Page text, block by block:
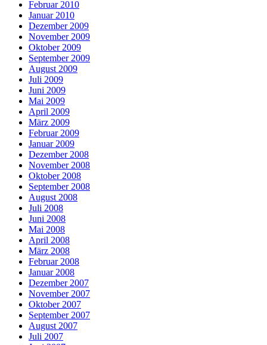
Februar 2010
Januar 2010
Dezember 2009
November 2009
Oktober 2009
September 2009
August 2009
Juli 2009
Juni 2009
Mai 2009
April 2009
März 2009
Februar 2009
Januar 2009
Dezember 2008
November 2008
Oktober 2008
September 2008
August 2008
Juli 2008
Juni 2008
Mai 2008
April 2008
März 2008
Februar 2008
Januar 2008
Dezember 2007
November 2007
Oktober 2007
September 2007
August 2007
Juli 2007